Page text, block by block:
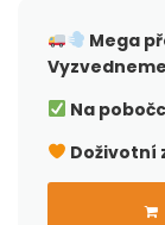
Mega
Na
Doživotní